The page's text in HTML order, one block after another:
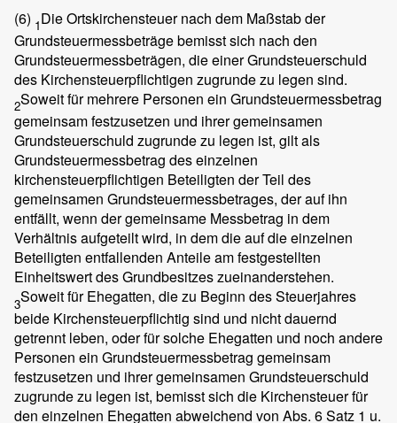
(6) 1Die Ortskirchensteuer nach dem Maßstab der
Grundsteuermessbeträge bemisst sich nach den
Grundsteuermessbeträgen, die einer Grundsteuerschuld
des Kirchensteuerpflichtigen zugrunde zu legen sind.
2Soweit für mehrere Personen ein Grundsteuermessbetrag
gemeinsam festzusetzen und ihrer gemeinsamen
Grundsteuerschuld zugrunde zu legen ist, gilt als
Grundsteuermessbetrag des einzelnen
kirchensteuerpflichtigen Beteiligten der Teil des
gemeinsamen Grundsteuermessbetrages, der auf ihn
entfällt, wenn der gemeinsame Messbetrag in dem
Verhältnis aufgeteilt wird, in dem die auf die einzelnen
Beteiligten entfallenden Anteile am festgestellten
Einheitswert des Grundbesitzes zueinanderstehen.
3Soweit für Ehegatten, die zu Beginn des Steuerjahres
beide Kirchensteuerpflichtig sind und nicht dauernd
getrennt leben, oder für solche Ehegatten und noch andere
Personen ein Grundsteuermessbetrag gemeinsam
festzusetzen und ihrer gemeinsamen Grundsteuerschuld
zugrunde zu legen ist, bemisst sich die Kirchensteuer für
den einzelnen Ehegatten abweichend von Abs. 6 Satz 1 u.